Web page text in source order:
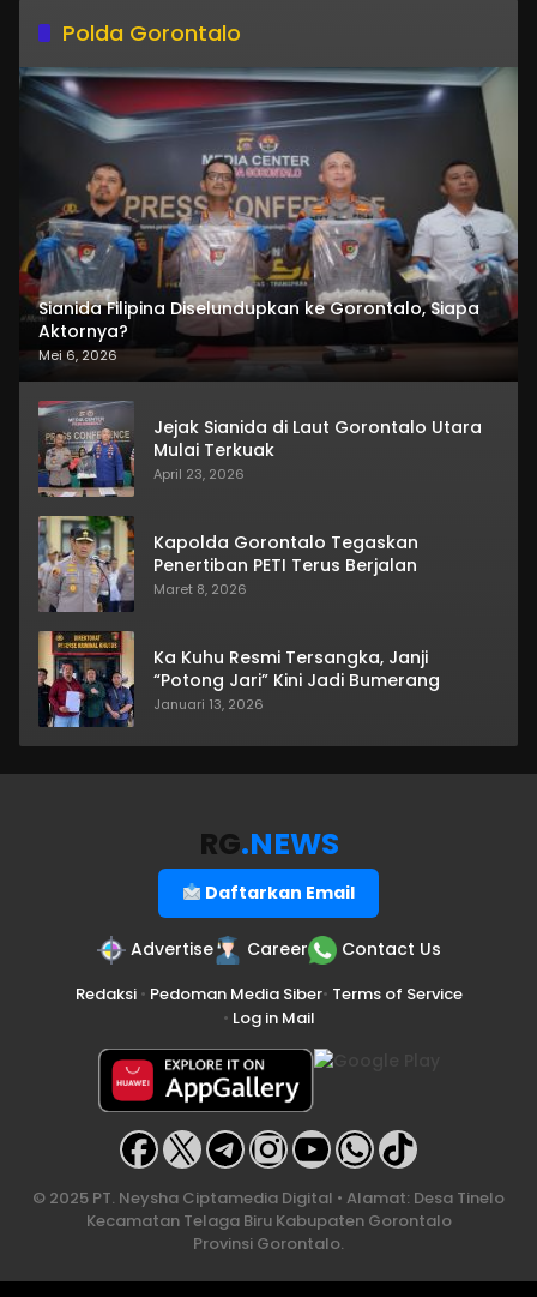
Polda Gorontalo
Sianida Filipina Diselundupkan ke Gorontalo, Siapa
Aktornya?
Mei 6, 2026
Jejak Sianida di Laut Gorontalo Utara
Mulai Terkuak
April 23, 2026
Kapolda Gorontalo Tegaskan
Penertiban PETI Terus Berjalan
Maret 8, 2026
Ka Kuhu Resmi Tersangka, Janji
“Potong Jari” Kini Jadi Bumerang
Januari 13, 2026
RG.NEWS
Daftarkan Email
Advertise Career Contact Us
Redaksi• Pedoman Media Siber• Terms of Service
• Log in Mail
© 2025 PT. Neysha Ciptamedia Digital • Alamat: Desa Tinelo
Kecamatan Telaga Biru Kabupaten Gorontalo
Provinsi Gorontalo.